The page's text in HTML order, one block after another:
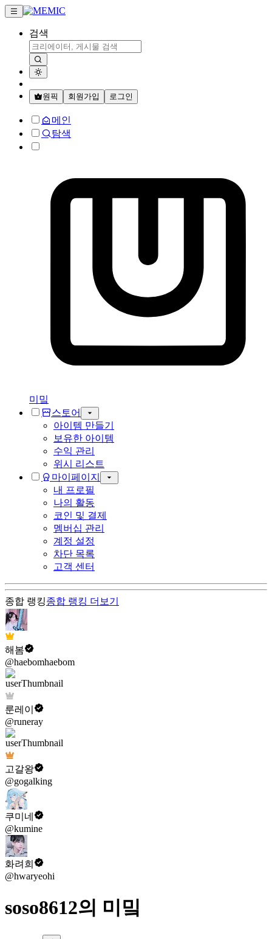
검색
원픽 회원가입 로그인
메인
탐색
미밐
스토어
아이템 만들기
보유한 아이템
수익 관리
위시 리스트
마이페이지
내 프로필
나의 활동
코인 및 결제
멤버십 관리
계정 설정
차단 목록
고객 센터
종합 랭킹종합 랭킹 더보기
해봄
@haebomhaebom
룬레이
@runeray
고갈왕
@gogalking
쿠미네
@kumine
화려희
@hwaryeohi
soso8612의 미밐